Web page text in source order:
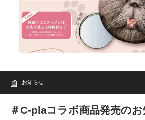
お知らせ
＃C-plaコラボ商品発売の